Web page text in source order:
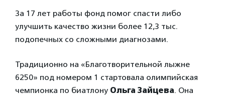
За 17 лет работы фонд помог спасти либо
улучшить качество жизни более 12,3 тыс.
подопечных со сложными диагнозами.
Традиционно на «Благотворительной лыжне
6250» под номером 1 стартовала олимпийская
чемпионка по биатлону Ольга Зайцева. Она